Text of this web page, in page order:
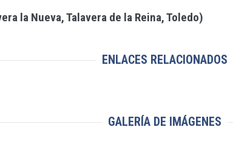
la Nueva, Talavera de la Reina, Toledo)
ENLACES RELACIONADOS
GALERÍA DE IMÁGENES